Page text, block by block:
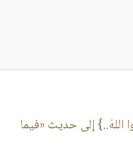
اللهَ..} إلى حديث «فيما